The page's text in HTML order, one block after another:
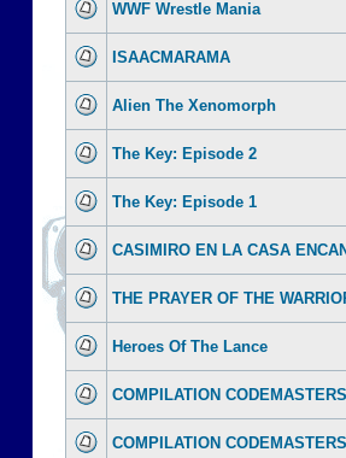
WWF Wrestle Mania
ISAACMARAMA
Alien The Xenomorph
The Key: Episode 2
The Key: Episode 1
CASIMIRO EN LA CASA
THE PRAYER OF THE
Heroes Of The Lance
COMPILATION
COMPILATION